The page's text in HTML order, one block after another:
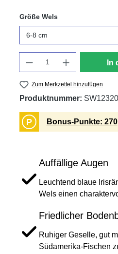
Größe Welsauswählen
In
Zum Merkzettel hinzufügen
Produktnummer:
P Bonus-Punkte: 270
Auffällige Augen
Leuchtend blaue
Wels einen
Friedlicher
Ruhiger Geselle, gut
Südamerika-Fischen